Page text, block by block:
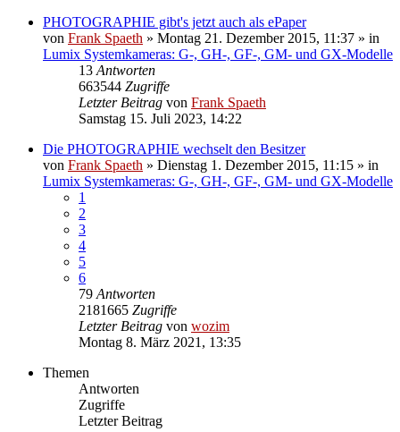
PHOTOGRAPHIE gibt's jetzt auch als ePaper
von Frank Spaeth » Montag 21. Dezember 2015, 11:37 » in
Lumix Systemkameras: G-, GH-, GF-, GM- und GX-Modelle
13 Antworten
663544 Zugriffe
Letzter Beitrag von Frank Spaeth
Samstag 15. Juli 2023, 14:22
Die PHOTOGRAPHIE wechselt den Besitzer
von Frank Spaeth » Dienstag 1. Dezember 2015, 11:15 » in
Lumix Systemkameras: G-, GH-, GF-, GM- und GX-Modelle
1
2
3
4
5
6
79 Antworten
2181665 Zugriffe
Letzter Beitrag von wozim
Montag 8. März 2021, 13:35
Themen
Antworten
Zugriffe
Letzter Beitrag